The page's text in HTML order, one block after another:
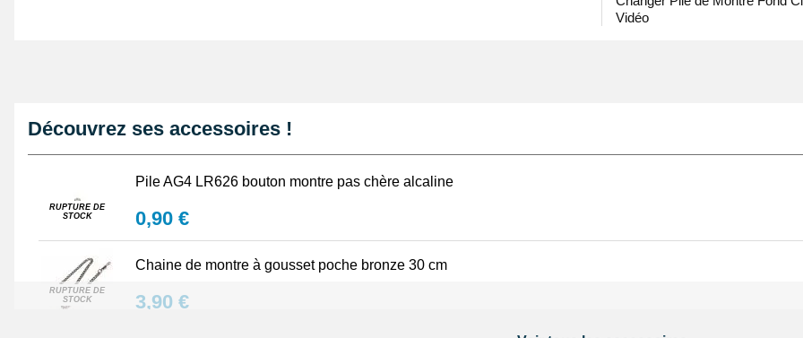
Vidéo
Découvrez ses accessoires !
RUPTURE DE
STOCK
Pile AG4 LR626 bouton montre pas chère alcaline
0,90 €
RUPTURE DE
STOCK
Chaine de montre à gousset poche bronze 30 cm
3,90 €